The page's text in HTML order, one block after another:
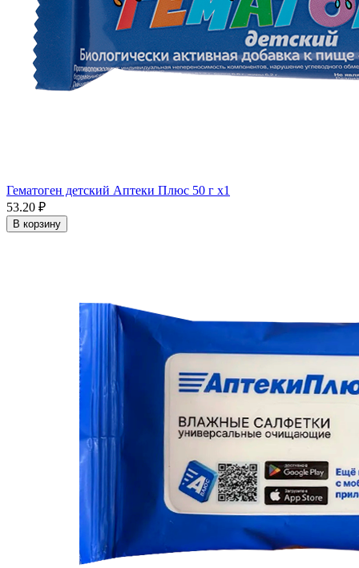
Гематоген детский Аптеки Плюс 50 г x1
53.20 ₽
В корзину